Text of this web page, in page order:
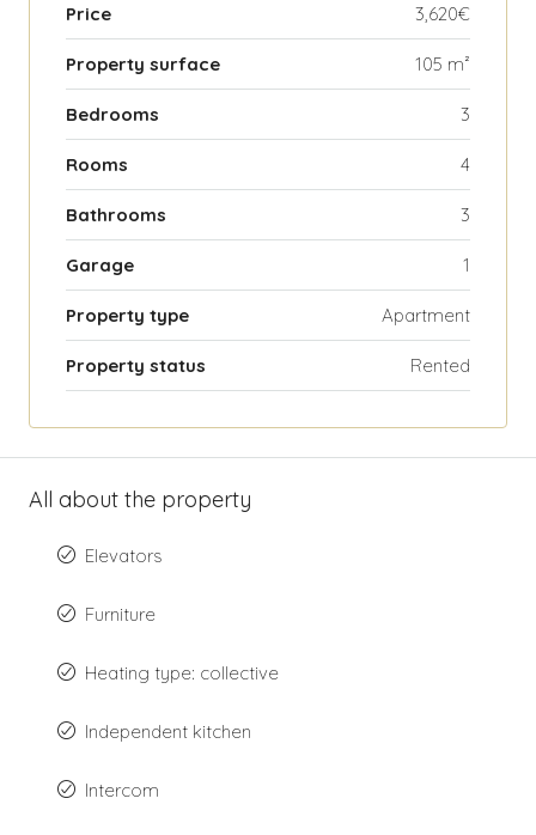
Price 3,620€
Property surface 105 m²
Bedrooms 3
Rooms 4
Bathrooms 3
Garage 1
Property type Apartment
Property status Rented
All about the property
Elevators
Furniture
Heating type: collective
Independent kitchen
Intercom